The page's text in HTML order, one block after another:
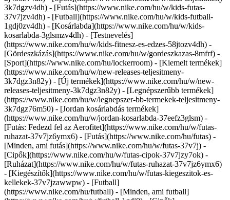
3k7dgzv4dh) - [Futás](https://www.nike.com/hu/w/kids-futas-
37v7jzv4dh) - [Futball](https://www.nike.com/hu/w/kids-futball-
1gdj0zv4dh) - [Kosárlabda](https://www.nike.com/hu/w/kids-
kosarlabda-3glsmzv4dh) - [Testnevelés]
(https://www.nike.com/hu/w/kids-fitnesz-es-edzes-58jtozv4dh) -
[Gördeszkázás](https://www.nike.com/hu/w/gordeszkazas-8mfrf) -
[Sport](https://www.nike.com/hu/lockerroom) - [Kiemelt termékek]
(https://www.nike.com/hu/w/new-releases-teljesitmeny-
3k7dgz3n82y) - [Új termékek](https://www.nike.com/hu/w/new-
releases-teljesitmeny-3k7dgz3n82y) - [Legnépszerűbb termékek]
(https://www.nike.com/hu/w/legnepszer-bb-termekek-teljesitmeny-
3k7dgz76m50) - [Jordan kosárlabdás termékek]
(https://www.nike.com/hu/w/jordan-kosarlabda-37eefz3glsm) -
[Futás: Fedezd fel az Aerofitet](https://www.nike.com/hu/w/futas-
ruhazat-37v7jz6ymx6) - [Futás](https://www.nike.com/hu/futas) -
[Minden, ami futás](https://www.nike.com/hu/w/futas-37v7j) -
[Cipők](https://www.nike.com/hu/w/futas-cipok-37v7jzy7ok) -
[Ruházat](https://www.nike.com/hu/w/futas-ruhazat-37v7jz6ymx6)
- [Kiegészítők](https://www.nike.com/hu/w/futas-kiegeszitok-es-
kellekek-37v7jzawwpw) - [Futball]
(https://www.nike.com/hu/futball) - [Minden, ami futball]